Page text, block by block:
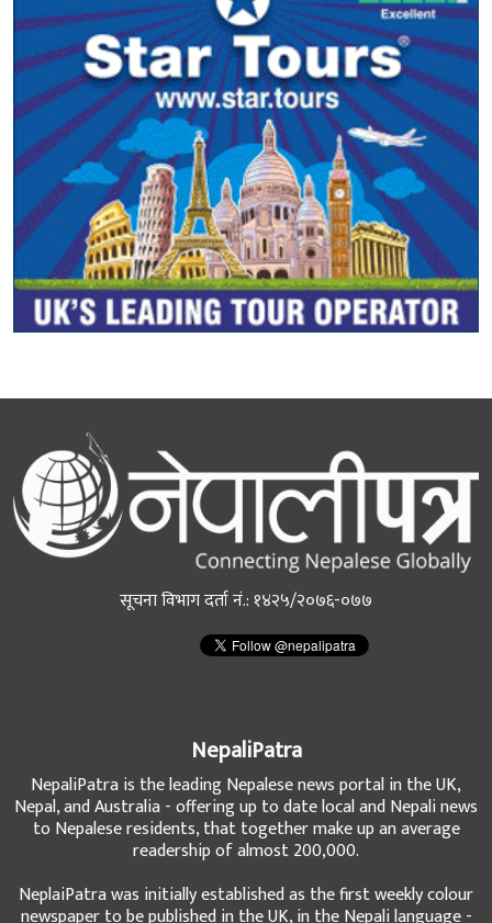
सूचना विभाग दर्ता नं.: १४२५/२०७६-०७७
NepaliPatra
NepaliPatra is the leading Nepalese news portal in the UK,
Nepal, and Australia - offering up to date local and Nepali news
to Nepalese residents, that together make up an average
readership of almost 200,000.
NeplaiPatra was initially established as the first weekly colour
newspaper to be published in the UK, in the Nepali language -